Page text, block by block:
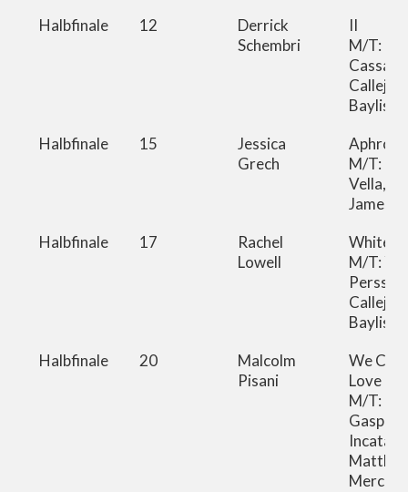
Halbfinale
12
Derrick
Schembri
II
M/T:
Cassar,
Calleja
Bayliss
Halbfinale
15
Jessica
Grech
M/T:
Vella,
James
Halbfinale
17
Rachel
Lowell
White
M/T:
Calleja
Bayliss
Halbfinale
20
Malcolm
Pisani
We
Love
M/T:
Gaspare